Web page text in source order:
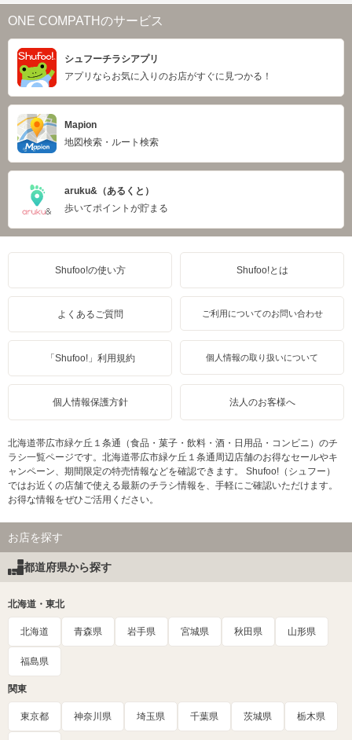
ONE COMPATHのサービス
シュフーチラシアプリ
アプリならお気に入りのお店がすぐに見つかる！
Mapion
地図検索・ルート検索
aruku&（あるくと）
歩いてポイントが貯まる
Shufoo!の使い方 Shufoo!とは
よくあるご質問 ご利用についてのお問い合わせ
「Shufoo!」利用規約 個人情報の取り扱いについて
個人情報保護方針 法人のお客様へ
北海道帯広市緑ケ丘１条通（食品・菓子・飲料・酒・日用品・コンビニ）のチ
ラシ一覧ページです。北海道帯広市緑ケ丘１条通周辺店舗のお得なセールやキ
ャンペーン、期間限定の特売情報などを確認できます。 Shufoo!（シュフー）
ではお近くの店舗で使える最新のチラシ情報を、手軽にご確認いただけます。
お得な情報をぜひご活用ください。
お店を探す
都道府県から探す
北海道・東北
北海道 青森県 岩手県 宮城県 秋田県 山形県
福島県
関東
東京都 神奈川県 埼玉県 千葉県 茨城県 栃木県